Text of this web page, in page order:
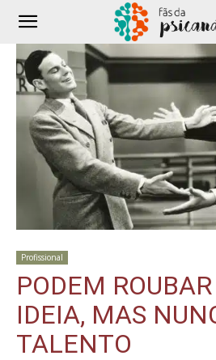
Profissional
PODEM
IDEIA, MAS
TALENTO